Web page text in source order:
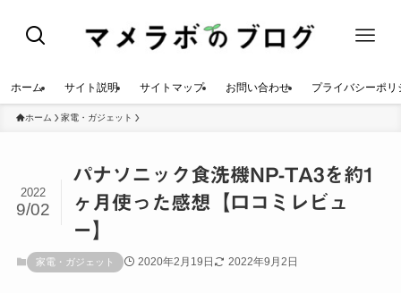
ホーム サイト説明 サイトマップ お問い合わせ プライバシーポリ
ホーム 家電・ガジェット
パナソニック食洗機NP-TA3を約1
ヶ月使った感想【口コミレビュ
ー】
2022
9/02
家電・ガジェット 2020年2月19日 2022年9月2日